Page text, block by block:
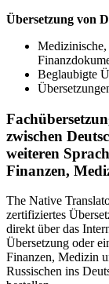
Übersetzung von
Medizinische,
Beglaubigte
zwischen
weiteren
Finanzen,
The Native
zertifiziertes
direkt über das
Übersetzung oder
Finanzen, Medizin
Russischen ins